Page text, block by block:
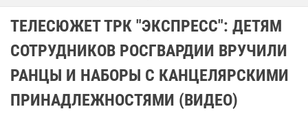
ТЕЛЕСЮЖЕТ ТРК "ЭКСПРЕСС": ДЕТЯМ
СОТРУДНИКОВ РОСГВАРДИИ ВРУЧИЛИ
РАНЦЫ И НАБОРЫ С КАНЦЕЛЯРСКИМИ
ПРИНАДЛЕЖНОСТЯМИ (ВИДЕО)